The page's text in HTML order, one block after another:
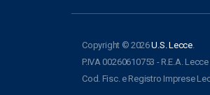
Copyright © 2026U.S. Lecce.
P.IVA 00260610753 - R.E.A.
Cod. Fisc. e Registro Imprese